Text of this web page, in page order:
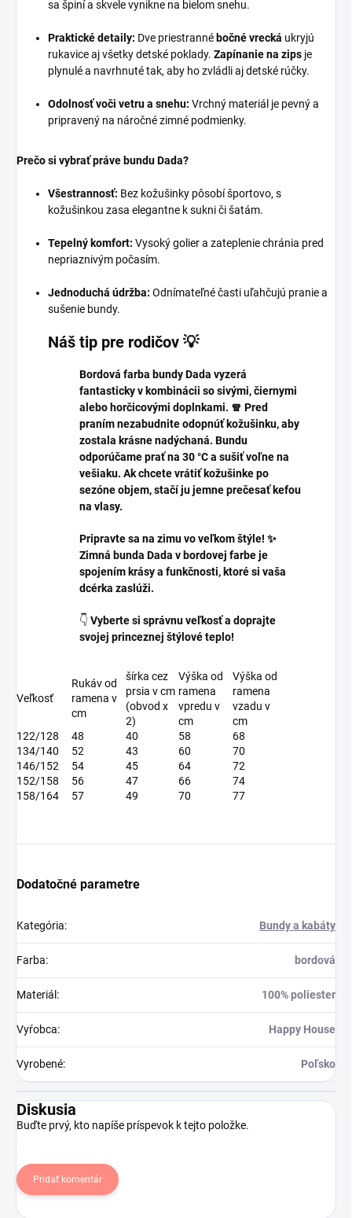
sa špiní a skvele vynikne na bielom snehu.
Praktické detaily: Dve priestranné bočné vrecká ukryjú
rukavice aj všetky detské poklady. Zapínanie na zips je
plynulé a navrhnuté tak, aby ho zvládli aj detské rúčky.
Odolnosť voči vetru a snehu: Vrchný materiál je pevný a
pripravený na náročné zimné podmienky.
Prečo si vybrať práve bundu Dada?
Všestrannosť: Bez kožušinky pôsobí športovo, s
kožušinkou zasa elegantne k sukni či šatám.
Tepelný komfort: Vysoký golier a zateplenie chránia pred
nepriaznivým počasím.
Jednoduchá údržba: Odnímateľné časti uľahčujú pranie a
sušenie bundy.
Náš tip pre rodičov 💡
Bordová farba bundy Dada vyzerá
fantasticky v kombinácii so sivými, čiernymi
alebo horčicovými doplnkami. 🧣 Pred
praním nezabudnite odopnúť kožušinku, aby
zostala krásne nadýchaná. Bundu
odporúčame prať na 30 °C a sušiť voľne na
vešiaku. Ak chcete vrátiť kožušinke po
sezóne objem, stačí ju jemne prečesať kefou
na vlasy.
Pripravte sa na zimu vo veľkom štýle! ✨
Zimná bunda Dada v bordovej farbe je
spojením krásy a funkčnosti, ktoré si vaša
dcérka zaslúži.
👇 Vyberte si správnu veľkosť a doprajte
svojej princeznej štýlové teplo!
Veľkosť
Rukáv od
ramena v
cm
šírka cez
prsia v cm
(obvod x
2)
Výška od
ramena
vpredu v
cm
Výška od
ramena
vzadu v
cm
122/128
48 40 58
68
134/140
52 43 60
70
146/152
54 45 64
72
152/158
56 47 66
74
158/164
57 49 70 77
Dodatočné parametre
Kategória: Bundy a kabáty
Farba: bordová
Materiál : 100% poliester
Vyŕobca: Happy House
Vyrobené: Poľsko
Diskusia
Buďte prvý, kto napíše príspevok k tejto položke.
Pridať komentár